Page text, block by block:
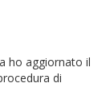
ho aggiornato il
di